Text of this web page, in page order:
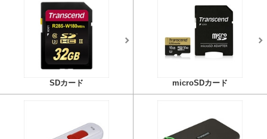
SDカード microSDカード